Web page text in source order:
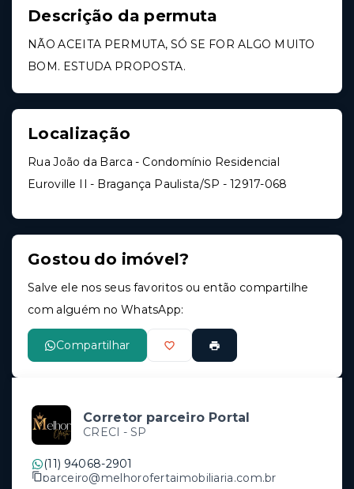
Descrição da permuta
NÃO ACEITA PERMUTA, SÓ SE FOR ALGO MUITO
BOM. ESTUDA PROPOSTA.
Localização
Rua João da Barca - Condomínio Residencial
Euroville II - Bragança Paulista/SP - 12917-068
Gostou do imóvel?
Salve ele nos seus favoritos ou então compartilhe
com alguém no WhatsApp:
Compartilhar
Corretor parceiro Portal
CRECI - SP
(11) 94068-2901
parceiro@melhorofertaimobiliaria.com.br